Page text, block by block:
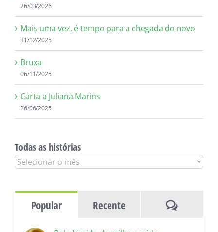
26/03/2026
Mais uma vez, é tempo para a chegada do novo
31/12/2025
Bruxa
06/11/2025
Carta a Juliana Marins
26/06/2025
Todas as histórias
Todas
Popular Recente